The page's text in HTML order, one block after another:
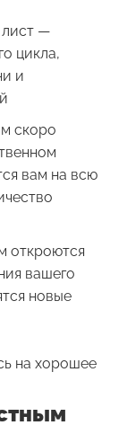
—
цикла,
и
скоро
вам на всю
откроются
вашего
новые
на хорошее